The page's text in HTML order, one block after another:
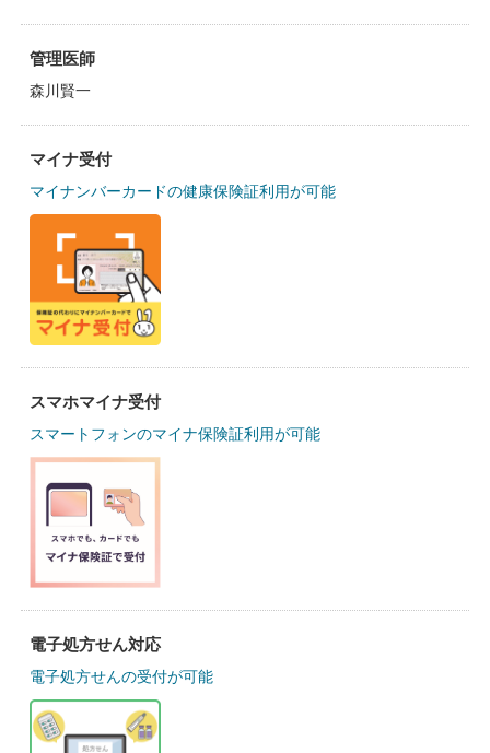
管理医師
森川賢一
マイナ受付
マイナンバーカードの健康保険証利用が可能
スマホマイナ受付
スマートフォンのマイナ保険証利用が可能
電子処方せん対応
電子処方せんの受付が可能